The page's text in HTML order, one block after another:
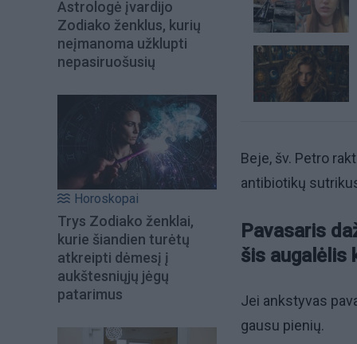
Astrologė įvardijo
Zodiako ženklus, kurių
neįmanoma užklupti
nepasiruošusių
Horoskopai
Trys Zodiako ženklai,
kurie šiandien turėtų
atkreipti dėmesį į
aukštesniųjų jėgų
patarimus
Beje, šv. Petro
antibiotikų
Pavasaris
šis augalėlis
Jei ankstyvas
gausu pienių.